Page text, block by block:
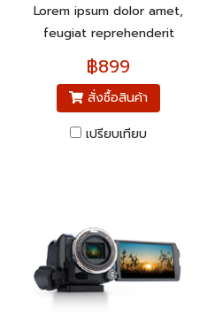
Lorem ipsum dolor amet,
feugiat reprehenderit
pariatur.
฿899
สั่งซื้อสินค้า
เปรียบเทียบ